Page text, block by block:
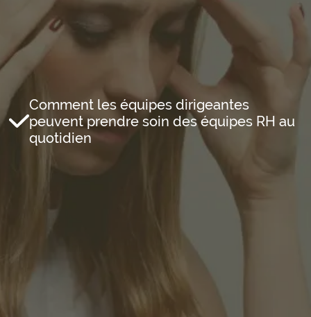
Comment les équipes dirigeantes
peuvent prendre soin des équipes RH au
quotidien
Email professionnel*